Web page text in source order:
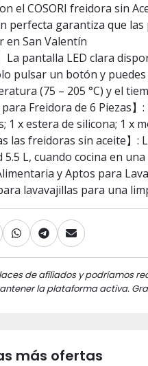
el COSORI freidora sin
perfecta garantiza que
en San Valentín
La pantalla LED clara
pulsar un botón y
(75 – 205 °C) y el
para Freidora de 6 Piezas
1 x estera de silicona; 1 x
las freidoras sin aceite
5.5 L, cuando cocina en
y Aptos para
lavavajillas para una
de afiliados y podríamos
la plataforma activa.
más ofertas